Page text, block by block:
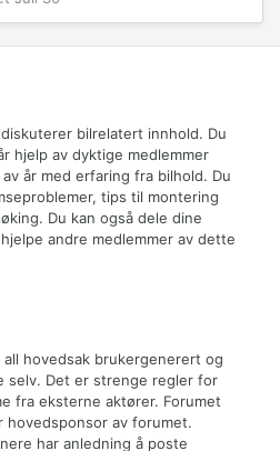
bilrelatert innhold. Du
hjelp av dyktige medlemmer
år med erfaring fra bilhold. Du
tips til montering
Du kan også dele dine
andre medlemmer av dette
hovedsak brukergenerert og
selv. Det er strenge regler for
fra eksterne aktører. Forumet
hovedsponsor av forumet.
har anledning å poste